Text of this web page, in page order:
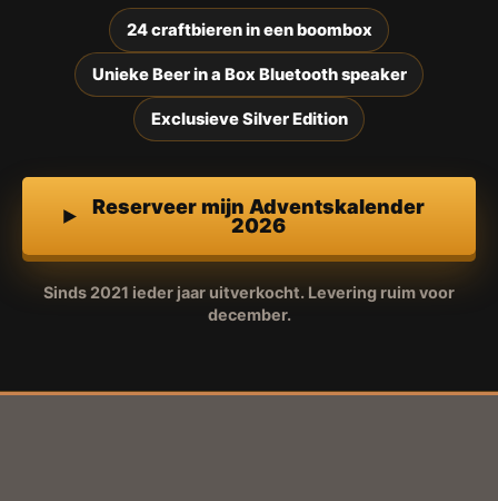
24 craftbieren in een boombox
Unieke Beer in a Box Bluetooth speaker
Exclusieve Silver Edition
Reserveer mijn Adventskalender
2026
Sinds 2021 ieder jaar uitverkocht. Levering ruim voor
december.